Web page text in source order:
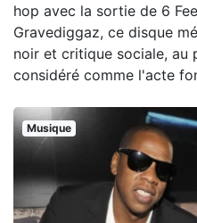
hop avec la sortie de 6
Gravediggaz, ce disque
noir et critique sociale, au
considéré comme l'acte
Musique